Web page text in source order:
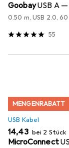
GoobayUSB A —
0.50 m, USB 2.0,
55
MENGENRABATT
USB Kabel
EUR
14,43 bei 2 Stück
MicroConnect